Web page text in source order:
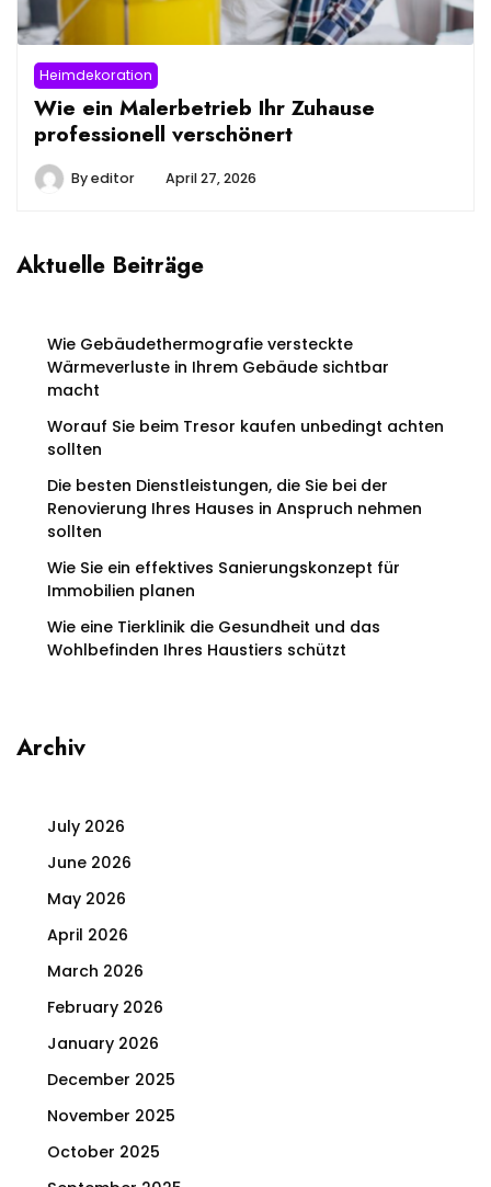
Heimdekoration
Wie ein Malerbetrieb Ihr Zuhause
professionell verschönert
Byeditor April 27, 2026
Aktuelle Beiträge
Wie Gebäudethermografie versteckte
Wärmeverluste in Ihrem Gebäude sichtbar
macht
Worauf Sie beim Tresor kaufen unbedingt achten
sollten
Die besten Dienstleistungen, die Sie bei der
Renovierung Ihres Hauses in Anspruch nehmen
sollten
Wie Sie ein effektives Sanierungskonzept für
Immobilien planen
Wie eine Tierklinik die Gesundheit und das
Wohlbefinden Ihres Haustiers schützt
Archiv
July 2026
June 2026
May 2026
April 2026
March 2026
February 2026
January 2026
December 2025
November 2025
October 2025